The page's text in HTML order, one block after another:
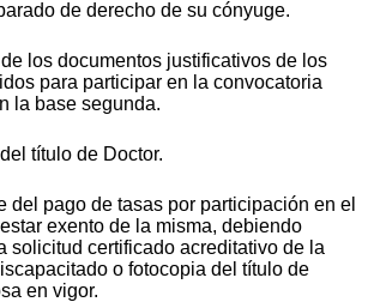
de derecho de su cónyuge.
los documentos justificativos de los
para participar en la convocatoria
la base segunda.
título de Doctor.
pago de tasas por participación en el
exento de la misma, debiendo
solicitud certificado acreditativo de la
o fotocopia del título de
en vigor.